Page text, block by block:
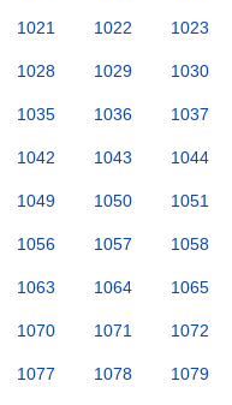
1021 1022 1023
1028 1029 1030
1035 1036 1037
1042 1043 1044
1049 1050 1051
1056 1057 1058
1063 1064 1065
1070 1071 1072
1077 1078 1079